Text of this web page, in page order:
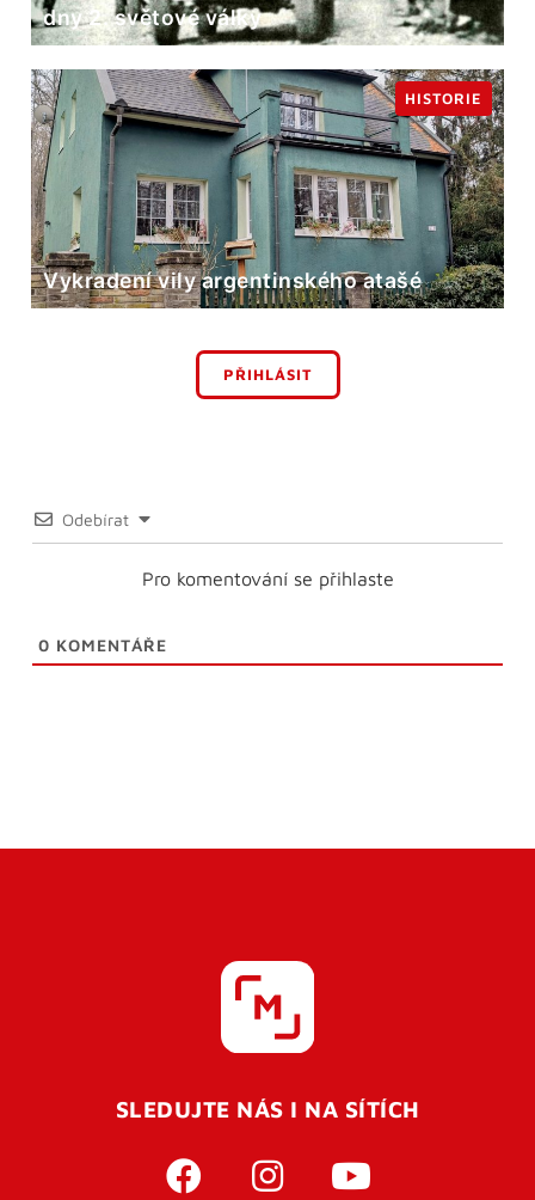
dny 2. světové války
Vykradení vily argentinského atašé
HISTORIE
PŘIHLÁSIT
Odebírat
Pro komentování se přihlaste
0 KOMENTÁŘE
SLEDUJTE NÁS I NA SÍTÍCH